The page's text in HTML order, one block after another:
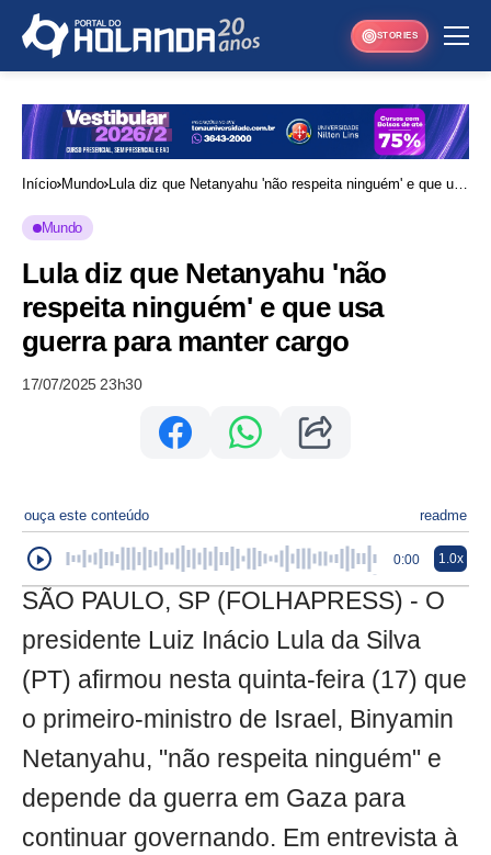
STORIES
Início Mundo Lula diz que Netanyahu 'não respeita ninguém' e que usa
Mundo
Lula diz que Netanyahu 'não
respeita ninguém' e que usa
guerra para manter cargo
17/07/2025 23h30
ouça este conteúdo readme
0:00 1.0x
SÃO PAULO, SP (FOLHAPRESS) - O
presidente Luiz Inácio Lula da Silva
(PT) afirmou nesta quinta-feira (17) que
o primeiro-ministro de Israel, Binyamin
Netanyahu, "não respeita ninguém" e
depende da guerra em Gaza para
continuar governando. Em entrevista à